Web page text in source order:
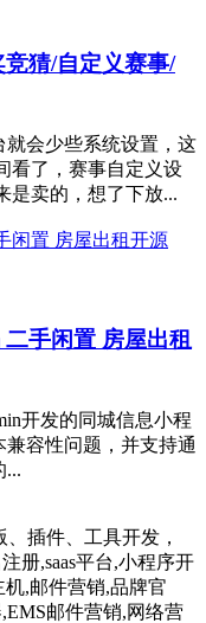
猜/自定义赛事/
会少些系统设置，这
看了，赛事自定义设
是卖的，想了下放...
手闲置 房屋出租
开发的同城信息小程
容性问题，并支持通
...
、插件、工具开发，
册,saas平台,小程序开
,邮件营销,品牌官
邮件营销,网络营